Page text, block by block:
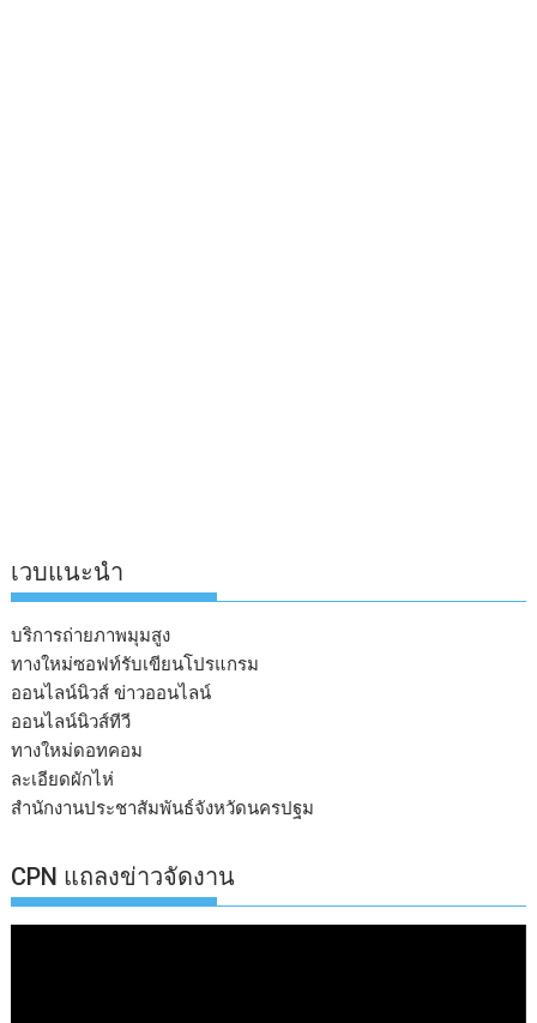
เวบแนะนำ
บริการถ่ายภาพมุมสูง
ทางใหม่ซอฟท์รับเขียนโปรแกรม
ออนไลน์นิวส์ ข่าวออนไลน์
ออนไลน์นิวส์ทีวี
ทางใหม่ดอทคอม
ละเอียดผักไห่
สำนักงานประชาสัมพันธ์จังหวัดนครปฐม
CPN แถลงข่าวจัดงาน